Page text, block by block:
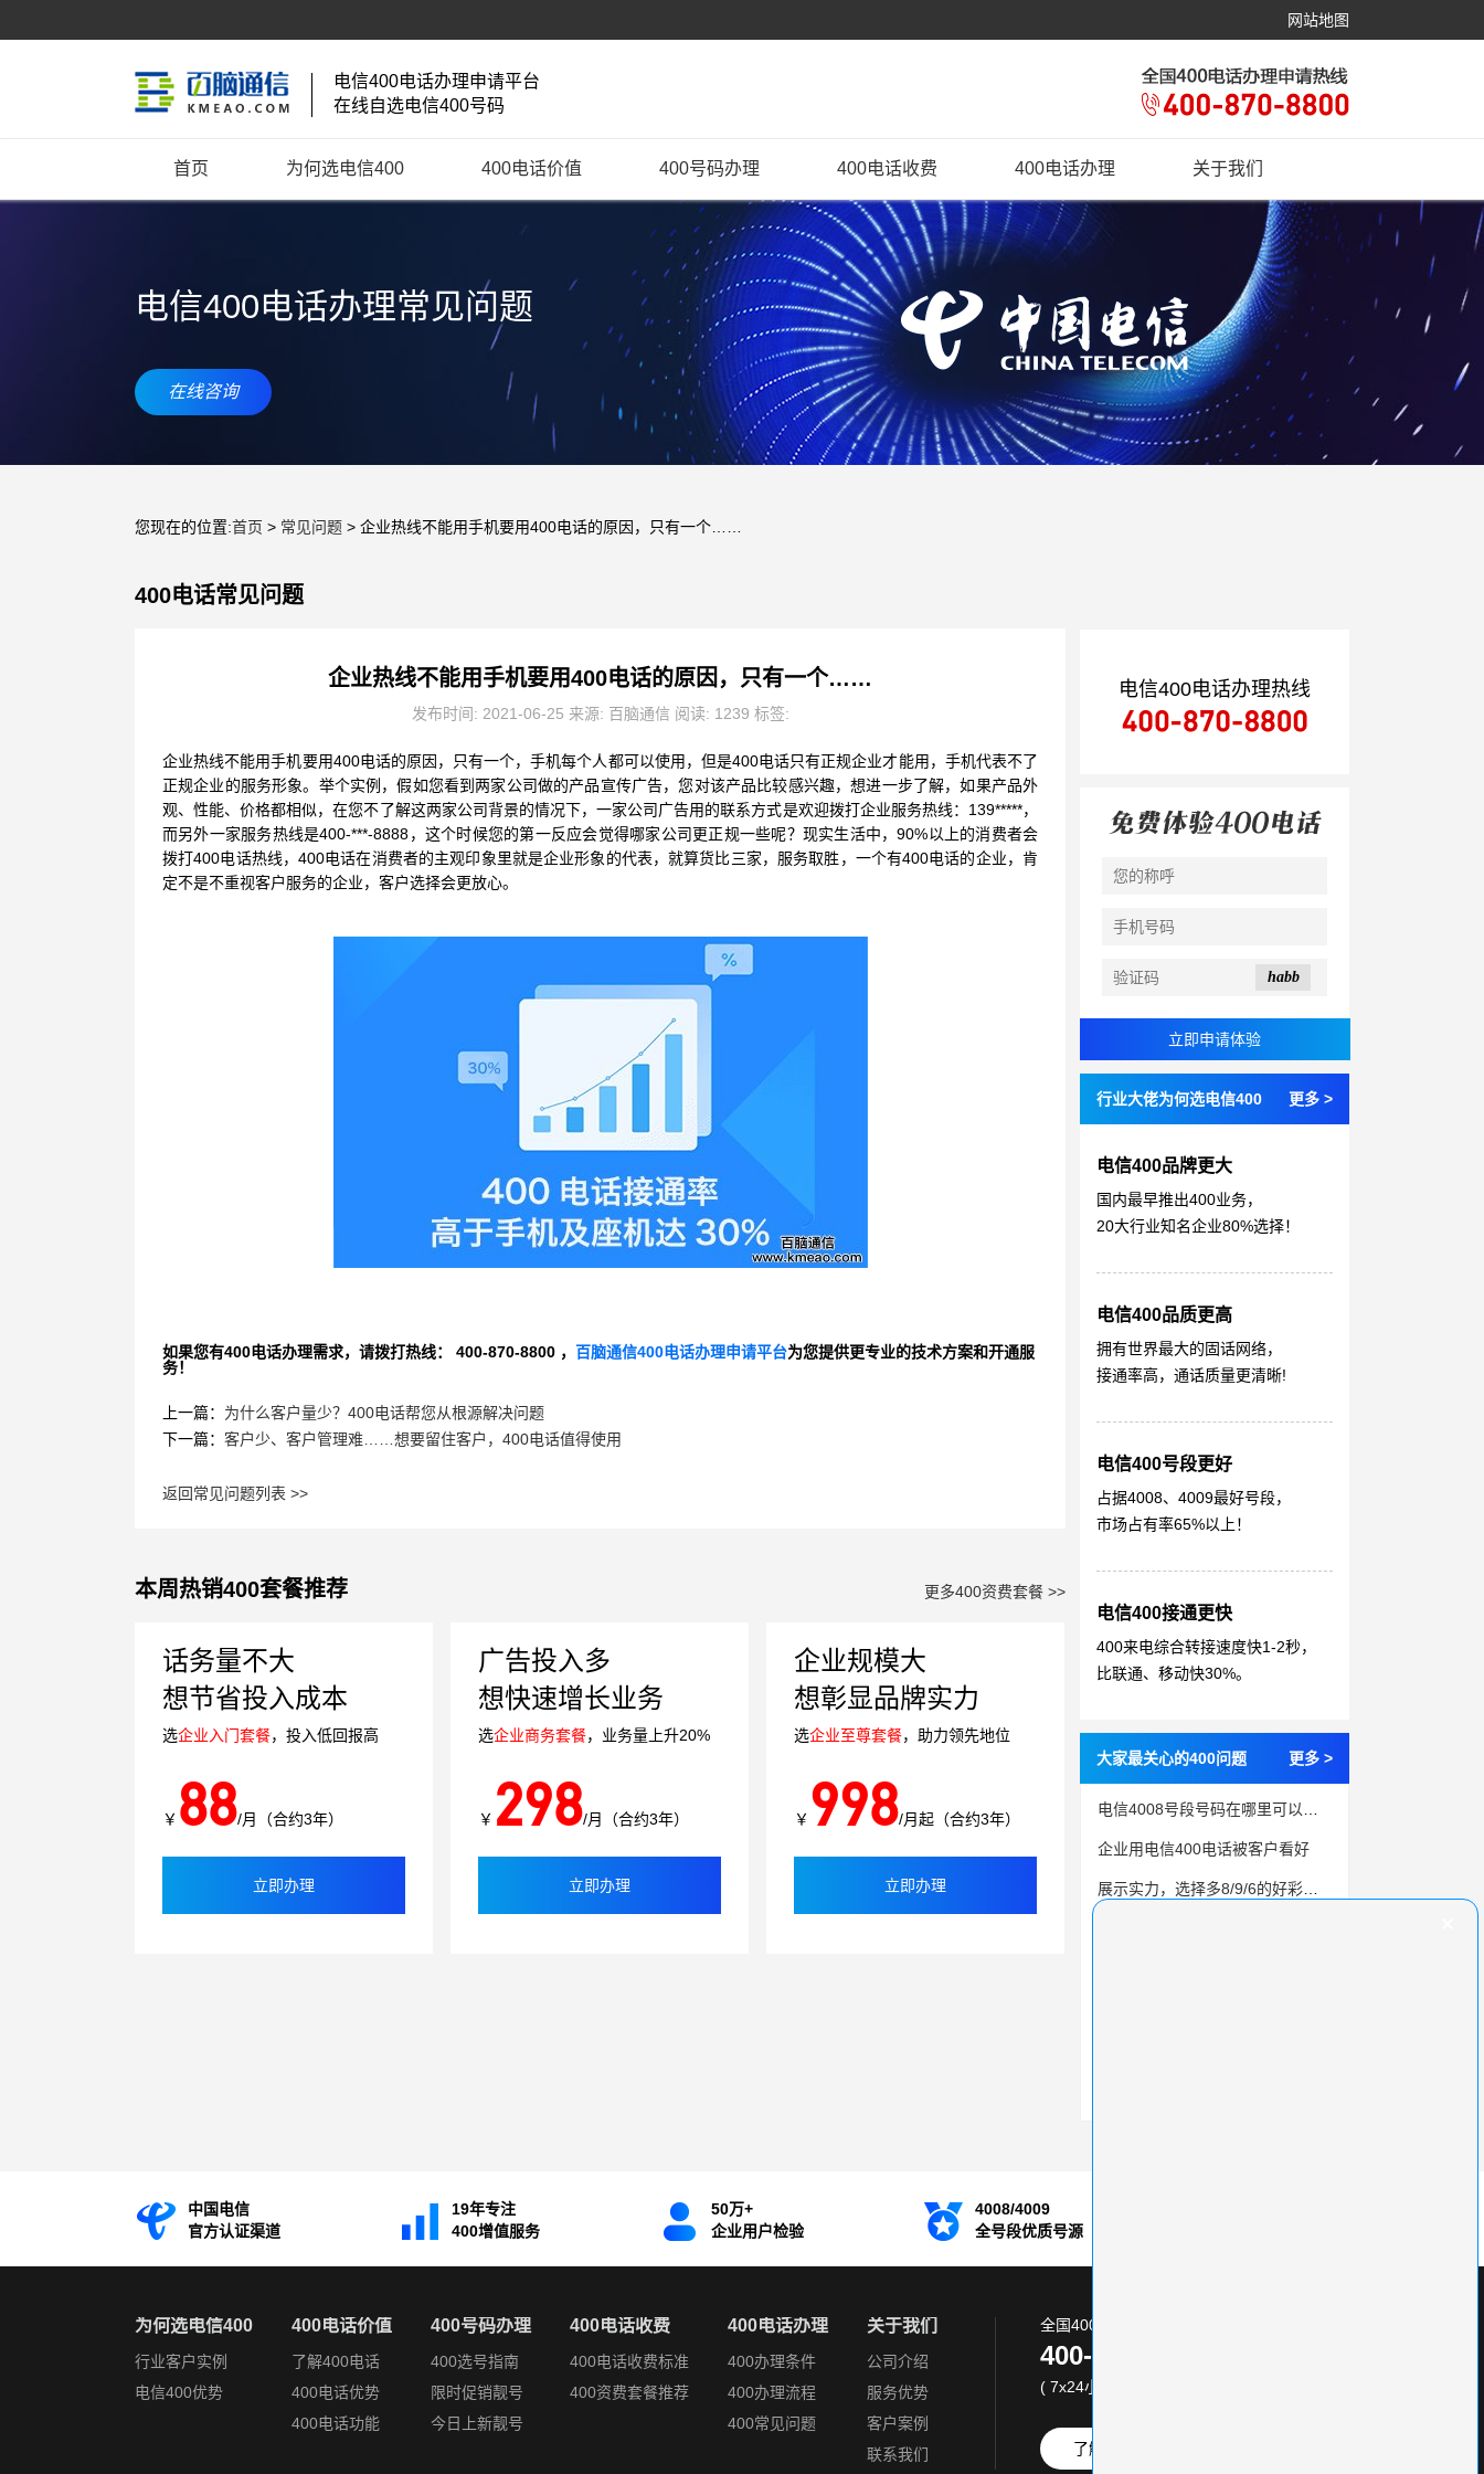
网站地图
电信400电话办理申请平台
在线自选电信400号码
首页 为何选电信400 400电话价值 400号码办理 400电话收费 400电话办理 关于我们
电信400电话办理常见问题
在线咨询
您现在的位置:首页 > 常见问题 > 企业热线不能用手机要用400电话的原因，只有一个……
400电话常见问题
企业热线不能用手机要用400电话的原因，只有一个……
发布时间: 2021-06-25 来源: 百脑通信 阅读: 1239 标签:
企业热线不能用手机要用400电话的原因，只有一个，手机每个人都可以使用，但是400电话只有正规企业才能用，手机代表不了
正规企业的服务形象。举个实例，假如您看到两家公司做的产品宣传广告，您对该产品比较感兴趣，想进一步了解，如果产品外
观、性能、价格都相似，在您不了解这两家公司背景的情况下，一家公司广告用的联系方式是欢迎拨打企业服务热线：139*****，
而另外一家服务热线是400-***-8888，这个时候您的第一反应会觉得哪家公司更正规一些呢？现实生活中，90%以上的消费者会
拨打400电话热线，400电话在消费者的主观印象里就是企业形象的代表，就算货比三家，服务取胜，一个有400电话的企业，肯
定不是不重视客户服务的企业，客户选择会更放心。
如果您有400电话办理需求，请拨打热线： 400-870-8800 ， 百脑通信400电话办理申请平台为您提供更专业的技术方案和开通服
务！
上一篇： 为什么客户量少？400电话帮您从根源解决问题
下一篇： 客户少、客户管理难……想要留住客户，400电话值得使用
返回常见问题列表 >>
本周热销400套餐推荐 更多400资费套餐 >>
话务量不大
想节省投入成本
选企业入门套餐，投入低回报高
￥ 88/月（合约3年）
立即办理
广告投入多
想快速增长业务
选企业商务套餐，业务量上升20%
￥ 298/月（合约3年）
立即办理
企业规模大
想彰显品牌实力
选企业至尊套餐，助力领先地位
￥ 998/月起（合约3年）
立即办理
电信400电话办理热线
habb
行业大佬为何选电信400 更多 >
电信400品牌更大
国内最早推出400业务，
20大行业知名企业80%选择！
电信400品质更高
拥有世界最大的固话网络，
接通率高，通话质量更清晰!
电信400号段更好
占据4008、4009最好号段，
市场占有率65%以上！
电信400接通更快
400来电综合转接速度快1-2秒，
比联通、移动快30%。
大家最关心的400问题 更多 >
企业用电信400电话被客户看好
中国电信
官方认证渠道
19年专注
400增值服务
50万+
企业用户检验
4008/4009
全号段优质号源
为何选电信400
行业客户实例
电信400优势
400电话价值
了解400电话
400电话优势
400电话功能
400号码办理
400选号指南
限时促销靓号
今日上新靓号
400电话收费
400电话收费标准
400资费套餐推荐
400电话办理
400办理条件
400办理流程
400常见问题
关于我们
公司介绍
服务优势
客户案例
联系我们
全国400电话服务热线:
400-870-8800
( 7x24小时 )
了解更多